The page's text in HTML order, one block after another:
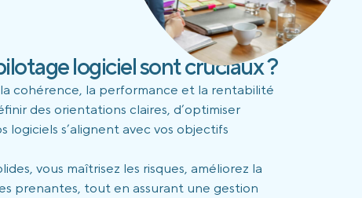
logiciel sont cruciaux ?
cohérence, la performance et la rentabilité
des orientations claires, d’optimiser
logiciels s’alignent avec vos objectifs
vous maîtrisez les risques, améliorez la
prenantes, tout en assurant une gestion